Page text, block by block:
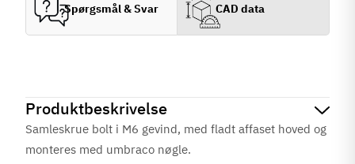
Produktbeskrivelse
Samleskrue bolt i M6 gevind, med fladt affaset hoved og
monteres med umbraco nøgle.
Spørgsmål & Svar CAD data